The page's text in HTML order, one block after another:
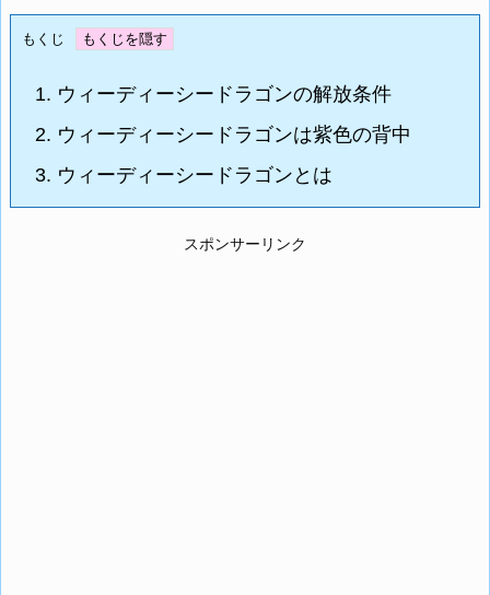
もくじ
1. ウィーディーシードラゴンの解放条件
2. ウィーディーシードラゴンは紫色の背中
3. ウィーディーシードラゴンとは
スポンサーリンク